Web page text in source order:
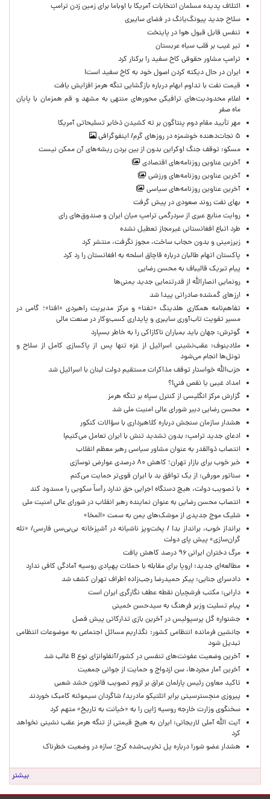
ائتلاف پدیده مسلمان انتخابات آمریکا با اوباما برای زمین زدن ترامپ
سلاح جدید پیونگ‌یانگ در فضای سایبری
تنفس قابل قبول هوا در پایتخت
تیر غیب بر قلب سیاه عربستان
ترامپ مشاور حقوقی کاخ سفید را برکنار کرد
ایران در حال دیکته کردن اصول خود به کاخ سفید است!
قیمت نفت با تداوم ابهام درباره بازگشایی تنگه هرمز افزایش یافت
اعلام محدودیت‌های ترافیکی محورهای منتهی به مشهد و قم همزمان با پایان
ماه صفر
مهر تأیید مقام دوم پنتاگون بر ته کشیدن ذخایر تسلیحاتی آمریکا
۵ نجات‌دهنده خوشمزه در روزهای گرم/ اینفوگرافی
مسکو: توقف جنگ اوکراین بدون از بین بردن ریشه‌های آن ممکن نیست
آخرین عناوین روزنامه‌های اقتصادی
آخرین عناوین روزنامه‌های ورزشی
آخرین عناوین روزنامه‌های سیاسی
بهای نفت روند صعودی در پیش گرفت
روایت منابع عبری از سردرگمی ترامپ میان ایران و صندوق‌های رای
طرد اتباع افغانستانی غیرمجاز تعطیل نشده
زیرزمینی و بدون حجاب ساخت، مجوز نگرفت، منتشر کرد
پاکستان اتهام طالبان درباره قاچاق اسلحه به افغانستان را رد کرد
پیام تبریک قالیباف به محسن رضایی
رونمایی انصارالله از قدرتنمایی جدید یمنی‌ها
ارزهای گمشده صادراتی پیدا شد
تفاهم‌نامه همکاری هلدینگ «تفتا» و مرکز مدیریت راهبردی «افتا»؛ گامی در
مسیر تقویت تاب‌آوری سایبری و پایداری کسب‌وکار در صنعت مالی
گوترش: جهان باید بمباران ناکازاکی را به‌ خاطر بسپارد
ملادینوف: عقب‌نشینی اسرائیل از غزه تنها پس از پاکسازی کامل از سلاح و
تونل‌ها انجام می‌شود
حزب‌الله خواستار توقف مذاکرات مستقیم دولت لبنان با اسرائیل شد
امداد غیبی يا نقص فني!؟
گزارش مرکز انگلیسی از کنترل سپاه بر تنگه هرمز
محسن رضایی دبیر شورای عالی امنیت ملی شد
هشدار سازمان سنجش درباره کلاهبرداری با سؤالات کنکور
ادعای جدید ترامپ: بدون تشدید تنش با ایران تعامل می‌کنیم!
انتصاب ذوالقدر به عنوان مشاور سیاسی رهبر معظم انقلاب
خبر خوب برای بازار تهران؛ کاهش ۸۰ درصدی عوارض نوسازی
سناتور مورفی: از یک توافق بد با ایران قوی‌تر حمایت می‌کنم
با تصویب دولت، هیچ دستگاه اجرایی حق ندارد رأساً سکویی را مسدود کند
انتصاب محسن رضایی به عنوان نماینده رهبر انقلاب در شورای عالی امنیت ملی
شلیک موج جدیدی از موشک‌های یمن به سمت «المخا»
برانداز خوب، برانداز بد! / پخت‌وپز ناشیانه در آشپزخانه‌ بی‌بی‌سی فارسی/ «تله
گران‌سازی» پیش پای دولت
مرگ دختران ایرانی ۹۶ درصد کاهش یافت
مطالعه‌ای جدید: اروپا برای مقابله با حملات پهپادی روسیه آمادگی کافی ندارد
دادسرای جنایی: پیکر حمیدرضا رجب‌زاده اطراف تهران کشف شد
دارابی: مکتب فرشچیان نقطه عطف نگارگری ایران است
پیام تسلیت وزیر فرهنگ به سیدحسن خمینی
جشنواره گل پرسپولیس در آخرین بازی تدارکاتی پیش فصل
جانشین فرمانده انتظامی کشور: نگذاریم مسائل اجتماعی به موضوعات انتظامی
تبدیل شود
آخرین وضعیت عفونت‌های تنفسی در کشور/آنفلوانزای نوع B غالب شد
آخرین آمار مجردها، سن ازدواج و حمایت از جوانی جمعیت
تاکید معاون رئیس پارلمان عراق بر لزوم تصویب قانون حشد شعبی
پیروزی منچسترسیتی برابر اتلتیکو مادرید/ شاگردان سیموئنه کامبک خوردند
سخنگوی وزارت خارجه روسیه ژاپن را به «خیانت به تاریخ» متهم کرد
آیت الله آملی لاریجانی: ایران به هیچ قیمتی از تنگه هرمز عقب نشینی نخواهد
کرد
هشدار عضو شورا درباره پل تخریب‌شده کرج؛ سازه در وضعیت خطرناک
بیشتر